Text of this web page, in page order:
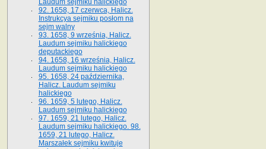
Laudum sejmiku halickiego
92. 1658, 17 czerwca, Halicz.
Instrukcya sejmiku posłom na
sejm walny
93. 1658, 9 września, Halicz.
Laudum sejmiku halickiego
deputackiego
94. 1658, 16 września, Halicz.
Laudum sejmiku halickiego
95. 1658, 24 października,
Halicz. Laudum sejmiku
halickiego
96. 1659, 5 lutego, Halicz.
Laudum sejmiku halickiego
97. 1659, 21 lutego, Halicz.
Laudum sejmiku halickiego. 98.
1659, 21 lutego, Halicz.
Marszałek sejmiku kwituje